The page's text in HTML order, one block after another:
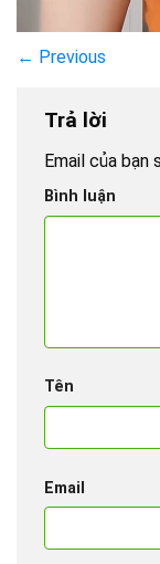
← Previous
Trả lời
Email của bạn
Bình luận
Tên
Email